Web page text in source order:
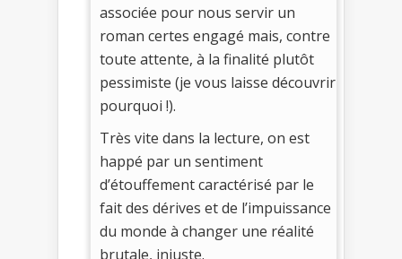
associée pour nous servir un
roman certes engagé mais, contre
toute attente, à la finalité plutôt
pessimiste (je vous laisse découvrir
pourquoi !).
Très vite dans la lecture, on est
happé par un sentiment
d’étouffement caractérisé par le
fait des dérives et de l’impuissance
du monde à changer une réalité
brutale, injuste.